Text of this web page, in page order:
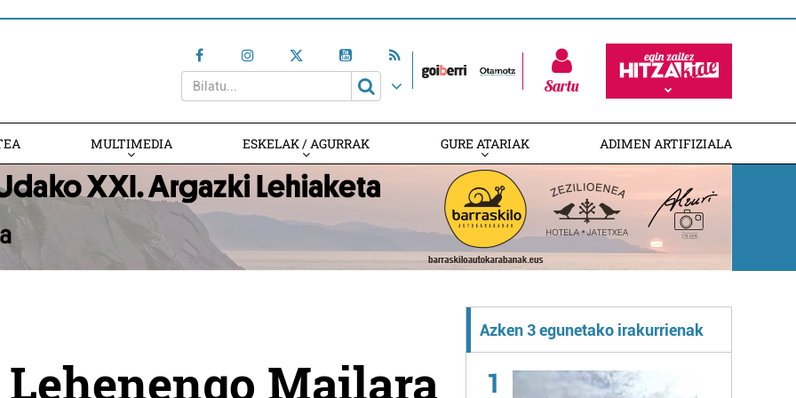
Sartu
MULTIMEDIA ESKELAK / AGURRAK GURE ATARIAK ADIMEN ARTIFIZIALA
Mailara
Azken 3 egunetako irakurrienak
1